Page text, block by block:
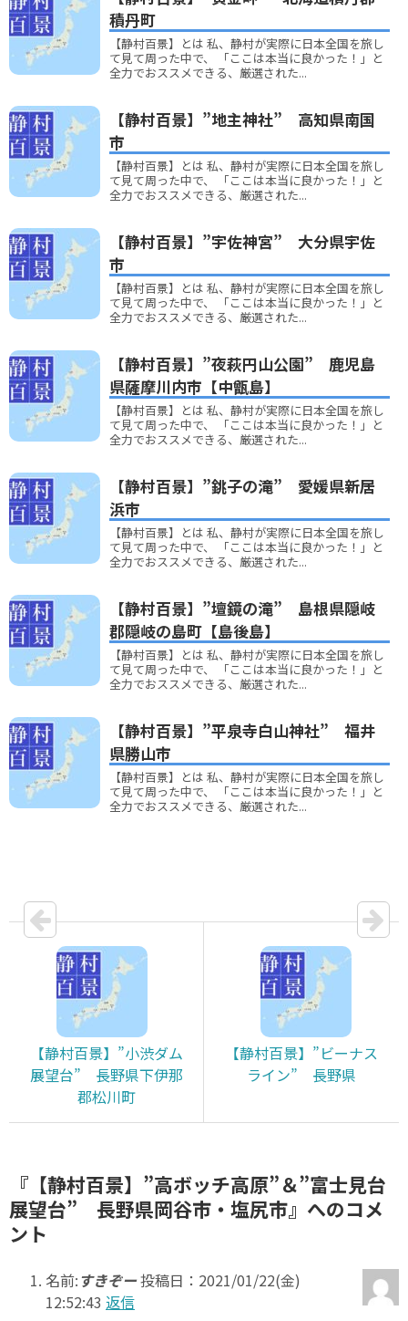
積丹町
【静村百景】とは 私、静村が実際に日本全国を旅し
て見て周った中で、 「ここは本当に良かった！」と
全力でおススメできる、厳選された...
【静村百景】”地主神社” 高知県南国
市
【静村百景】とは 私、静村が実際に日本全国を旅し
て見て周った中で、 「ここは本当に良かった！」と
全力でおススメできる、厳選された...
【静村百景】”宇佐神宮” 大分県宇佐
市
【静村百景】とは 私、静村が実際に日本全国を旅し
て見て周った中で、 「ここは本当に良かった！」と
全力でおススメできる、厳選された...
【静村百景】”夜萩円山公園” 鹿児島
県薩摩川内市【中甑島】
【静村百景】とは 私、静村が実際に日本全国を旅し
て見て周った中で、 「ここは本当に良かった！」と
全力でおススメできる、厳選された...
【静村百景】”銚子の滝” 愛媛県新居
浜市
【静村百景】とは 私、静村が実際に日本全国を旅し
て見て周った中で、 「ここは本当に良かった！」と
全力でおススメできる、厳選された...
【静村百景】”壇鏡の滝” 島根県隠岐
郡隠岐の島町【島後島】
【静村百景】とは 私、静村が実際に日本全国を旅し
て見て周った中で、 「ここは本当に良かった！」と
全力でおススメできる、厳選された...
【静村百景】”平泉寺白山神社” 福井
県勝山市
【静村百景】とは 私、静村が実際に日本全国を旅し
て見て周った中で、 「ここは本当に良かった！」と
全力でおススメできる、厳選された...
【静村百景】”小渋ダム
展望台” 長野県下伊那
郡松川町
【静村百景】”ビーナス
ライン” 長野県
『【静村百景】”高ボッチ高原”＆”富士見台
展望台” 長野県岡谷市・塩尻市』へのコメ
ント
名前:すきぞー投稿日：2021/01/22(金)
12:52:43 返信